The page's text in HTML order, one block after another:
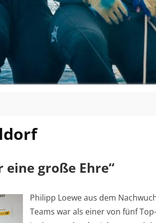
große Ehre“
Philipp Loewe aus dem
Teams war als einer von fünf